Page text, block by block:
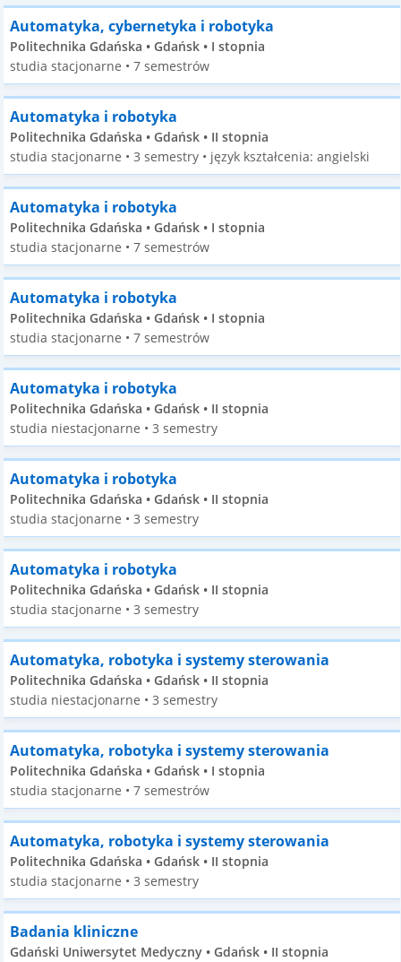
Automatyka, cybernetyka i robotyka
Politechnika Gdańska • Gdańsk • I stopnia
studia stacjonarne • 7 semestrów
Automatyka i robotyka
Politechnika Gdańska • Gdańsk • II stopnia
studia stacjonarne • 3 semestry • język kształcenia: angielski
Automatyka i robotyka
Politechnika Gdańska • Gdańsk • I stopnia
studia stacjonarne • 7 semestrów
Automatyka i robotyka
Politechnika Gdańska • Gdańsk • I stopnia
studia stacjonarne • 7 semestrów
Automatyka i robotyka
Politechnika Gdańska • Gdańsk • II stopnia
studia niestacjonarne • 3 semestry
Automatyka i robotyka
Politechnika Gdańska • Gdańsk • II stopnia
studia stacjonarne • 3 semestry
Automatyka i robotyka
Politechnika Gdańska • Gdańsk • II stopnia
studia stacjonarne • 3 semestry
Automatyka, robotyka i systemy sterowania
Politechnika Gdańska • Gdańsk • II stopnia
studia niestacjonarne • 3 semestry
Automatyka, robotyka i systemy sterowania
Politechnika Gdańska • Gdańsk • I stopnia
studia stacjonarne • 7 semestrów
Automatyka, robotyka i systemy sterowania
Politechnika Gdańska • Gdańsk • II stopnia
studia stacjonarne • 3 semestry
Badania kliniczne
Gdański Uniwersytet Medyczny • Gdańsk • II stopnia